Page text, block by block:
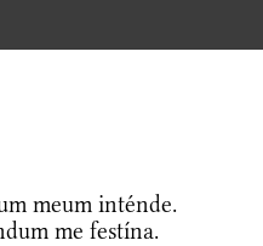
meum inténde.
me festína.